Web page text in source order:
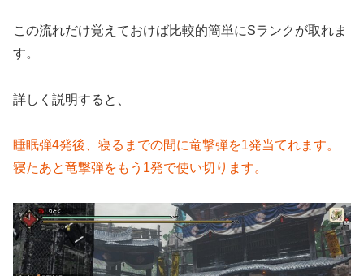
この流れだけ覚えておけば比較的簡単にSランクが取れま
す。
詳しく説明すると、
睡眠弾4発後、寝るまでの間に竜撃弾を1発当てれます。
寝たあと竜撃弾をもう1発で使い切ります。